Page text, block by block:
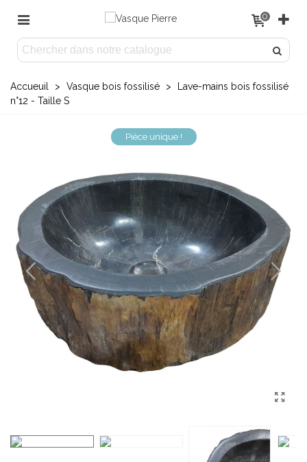
0
Accueuil > Vasque bois fossilisé >
Lave-mains bois fossilisé
n°12 - Taille S
Pièce unique !